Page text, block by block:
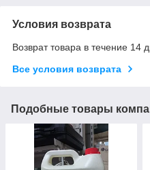
Условия возврата
Возврат товара в течение 14
Все условия возврата
Подобные товары